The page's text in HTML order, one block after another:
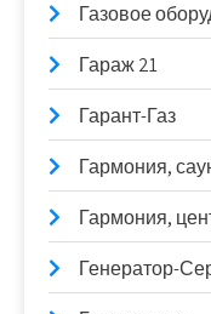
Газовое
Гараж 21
Гарант-Газ
Гармония,
Гармония,
Генератор-